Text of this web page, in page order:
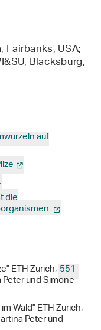
USA;
Blacksburg,
auf
die
ETH Zürich,551-
und Simone
Wald" ETH Zürich,
Peter und